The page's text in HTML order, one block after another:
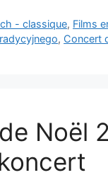
- classique, Films
, Concert
Noël